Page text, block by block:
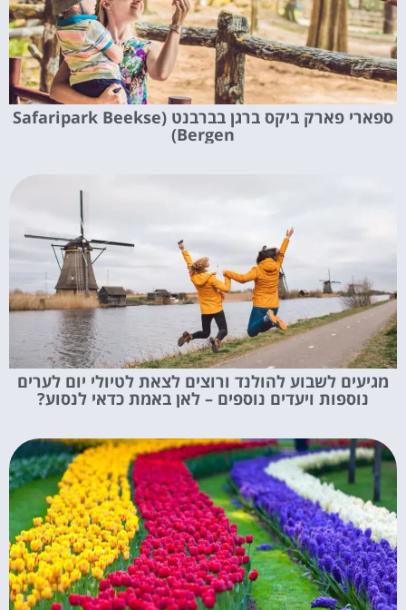
ספארי פארק ביקס ברגן בברבנט (Safaripark Beekse
Bergen)
מגיעים לשבוע להולנד ורוצים לצאת לטיולי יום לערים
נוספות ויעדים נוספים – לאן באמת כדאי לנסוע?